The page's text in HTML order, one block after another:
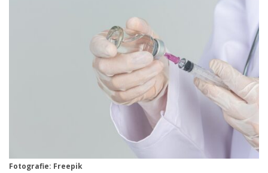
Fotografie: Freepik